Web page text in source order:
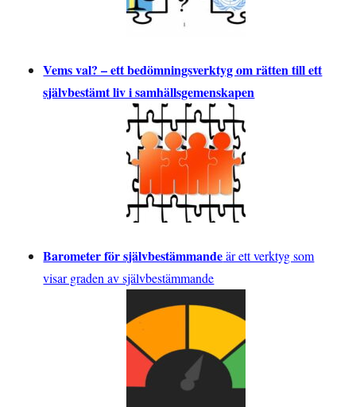
Vems val? – ett bedömningsverktyg om rätten till ett
självbestämt liv i samhällsgemenskapen
Barometer för självbestämmandeär ett verktyg som
visar graden av självbestämmande